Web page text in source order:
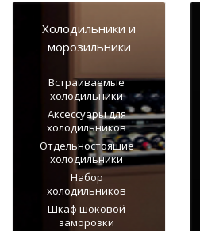
Холодильники и
морозильники
Встраиваемые
холодильники
Аксессуары для
холодильников
Отдельностоящие
холодильники
Набор
холодильников
Шкаф шоковой
заморозки